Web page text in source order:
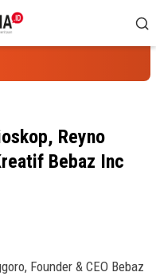
Reyno
Bebaz Inc
Founder & CEO Bebaz